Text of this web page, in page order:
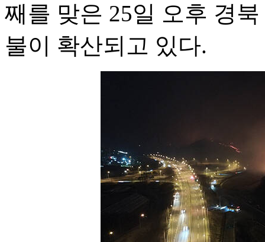
째를 맞은 25일 오후 경
불이 확산되고 있다.